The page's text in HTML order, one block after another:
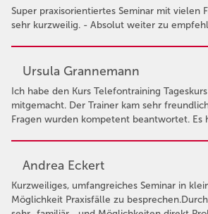
Super praxisorientiertes Seminar mit vielen
sehr kurzweilig. - Absolut weiter zu
Ursula Grannemann
Ich habe den Kurs Telefontraining
mitgemacht. Der Trainer kam sehr
Fragen wurden kompetent beantwortet. Es
Andrea Eckert
Kurzweiliges, umfangreiches Seminar in
Möglichkeit Praxisfälle zu